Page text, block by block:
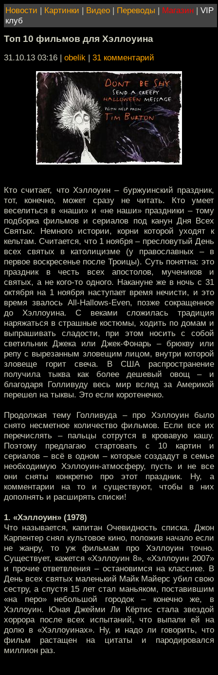
Новости | Картинки | Видео | Переводы | Магазин | VIP
клуб
Топ 10 фильмов для Хэллоуина
31.10.13 03:16 | obelik | 31 комментарий
Кто считает, что Хэллоуин – буржуинский праздник,
тот, конечно, может сразу не читать. Кто умеет
веселиться в «наши» и «не наши» праздники – тому
подборка фильмов и сериалов под канун Дня Всех
Святых. Немного истории, корни которой уходят к
кельтам. Считается, что 1 ноября – пресловутый День
всех святых в католицизме (у православных – в
первое воскресенье после Троицы). Суть понятна: это
праздник в честь всех апостолов, мучеников и
святых, а не кого-то одного. Накануне же в ночь с 31
октября на 1 ноября наступает время нечисти, и это
время звалось All-Hallows-Even, позже сокращенное
до Хэллоуина. С веками сложилась традиция
наряжаться в страшные костюмы, ходить по домам и
выпрашивать сладости, при этом носить с собой
светильник Джека или Джек-Фонарь – брюкву или
репу с вырезанным зловещим лицом, внутри которой
зловеще горит свеча. В США распространение
получила тыква как более дешевый овощ – и
благодаря Голливуду весь мир вслед за Америкой
перешел на тыквы. Это если коротенечко.
Продолжая тему Голливуда – про Хэллоуин было
снято несметное количество фильмов. Если все их
перечислять – пальцы сотрутся в кровавую кашу.
Поэтому предлагаю стартовать с 10 картин и
сериалов – всё в одном – которые создадут в семье
необходимую Хэллоуин-атмосферу, пусть и не все
они сняты конкретно про этот праздник. Ну, а
комментарии на то и существуют, чтобы в них
дополнять и расширять списки!
1. «Хэллоуин» (1978)
Что называется, капитан Очевидность списка. Джон
Карпентер снял культовое кино, положив начало если
не жанру, то уж фильмам про Хэллоуин точно.
Существует, кажется «Хэллоуин 8», «Хэллоуин 2007»
и прочие ответвления – остановимся на классике. В
День всех святых маленький Майк Майерс убил свою
сестру, а спустя 15 лет стал маньяком, поставившим
«на перо» небольшой городок – конечно же, в
Хэллоуин. Юная Джейми Ли Кёртис стала звездой
хоррора после всех испытаний, что выпали ей на
долю в «Хэллоуинах». Ну, и надо ли говорить, что
фильм растащен на цитаты и пародировался
миллион раз.